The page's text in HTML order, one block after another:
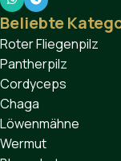
Beliebte
Roter Fliegenpilz
Pantherpilz
Cordyceps
Chaga
Löwenmähne
Wermut